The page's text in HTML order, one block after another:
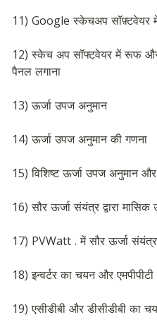
11) Google स्केचअप सॉफ़्टवेयर
12) स्केच अप सॉफ्टवेयर में रूफ और
पैनल लगाना
13) ऊर्जा उपज अनुमान
14) ऊर्जा उपज अनुमान की गणना
15) विशिष्ट ऊर्जा उपज अनुमान
16) सौर ऊर्जा संयंत्र द्वारा मासिक
17) PVWatt . में सौर ऊर्जा संयंत्र
18) इन्वर्टर का चयन और
19) एसीडीबी और डीसीडीबी का